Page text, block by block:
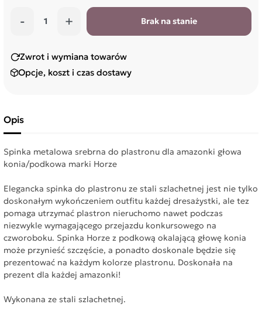
- + Brak na stanie
Zwrot i wymiana towarów
Opcje, koszt i czas dostawy
Opis
Spinka metalowa srebrna do plastronu dla amazonki głowa
konia/podkowa marki Horze
Elegancka spinka do plastronu ze stali szlachetnej jest nie tylko
doskonałym wykończeniem outfitu każdej dresażystki, ale tez
pomaga utrzymać plastron nieruchomo nawet podczas
niezwykle wymagającego przejazdu konkursowego na
czworoboku. Spinka Horze z podkową okalającą głowę konia
może przynieść szczęście, a ponadto doskonale będzie się
prezentować na każdym kolorze plastronu. Doskonała na
prezent dla każdej amazonki!
Wykonana ze stali szlachetnej.